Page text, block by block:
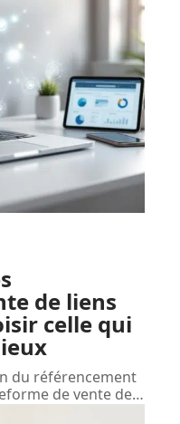
de liens
celle qui
du référencement
de vente de…